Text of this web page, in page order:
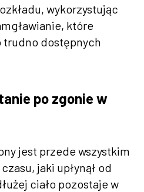
wykorzystując
które
trudno dostępnych
po zgonie w
jest przede wszystkim
jaki upłynął od
ciało pozostaje w